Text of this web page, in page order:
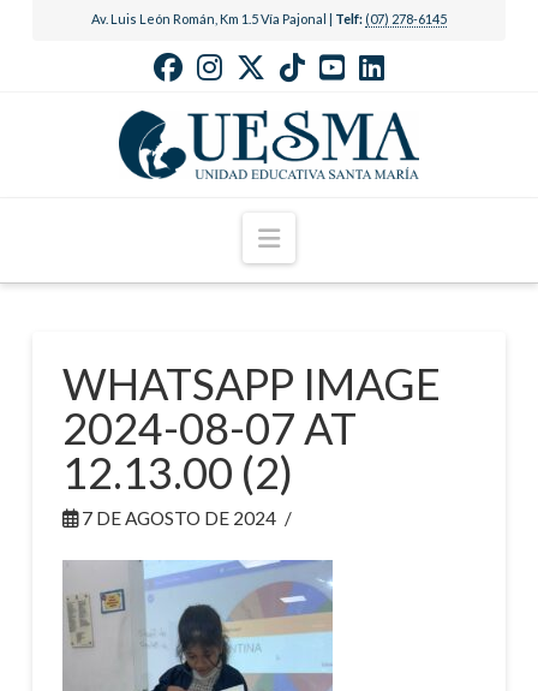
Av. Luis León Román, Km 1.5 Vía Pajonal | Telf: (07) 278-6145
Navigation
WHATSAPP IMAGE
2024-08-07 AT
12.13.00 (2)
7 DE AGOSTO DE 2024